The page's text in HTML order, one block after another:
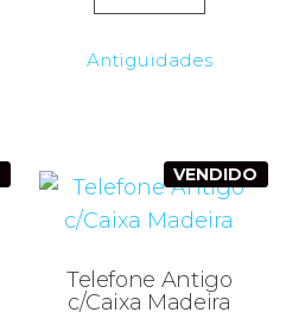
Antiguidades
VENDIDO
Telefone Antigo
c/Caixa Madeira